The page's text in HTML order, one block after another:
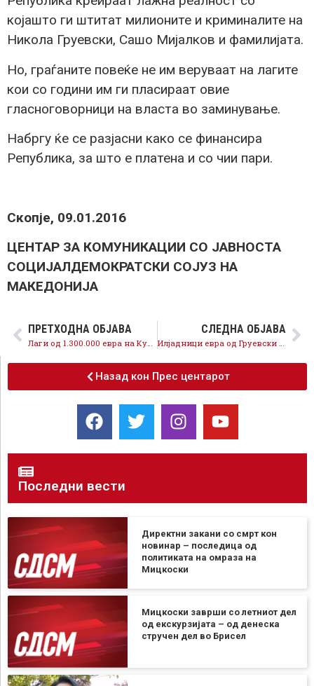
којашто ги штитат милионите и криминалите на
Никола Груевски, Сашо Мијалков и фамилијата.
Но, граѓаните повеќе не им веруваат на лагите
кои со години им ги пласираат овие
гласноговорници на власта во заминување.
Набргу ќе се разјасни како се финансира
Република, за што е платена и со чии пари.
Скопје, 09.01.2016
ЦЕНТАР ЗА КОМУНИКАЦИИ СО ЈАВНОСТА
СОЦИЈАЛДЕМОКРАТСКИ СОЈУЗ НА
МАКЕДОНИЈА
ПРЕТХОДНА ОБЈАВА СЛЕДНА ОБЈАВА
Назад кон Прес центарот
Последни вести
Директни закани со смрт кон
новинар – последица од
политиката на омраза на
Мицкоски
Мицкоски заврши со летниот дел
од екскурзијата – од денеска
стручен дел во Брисел